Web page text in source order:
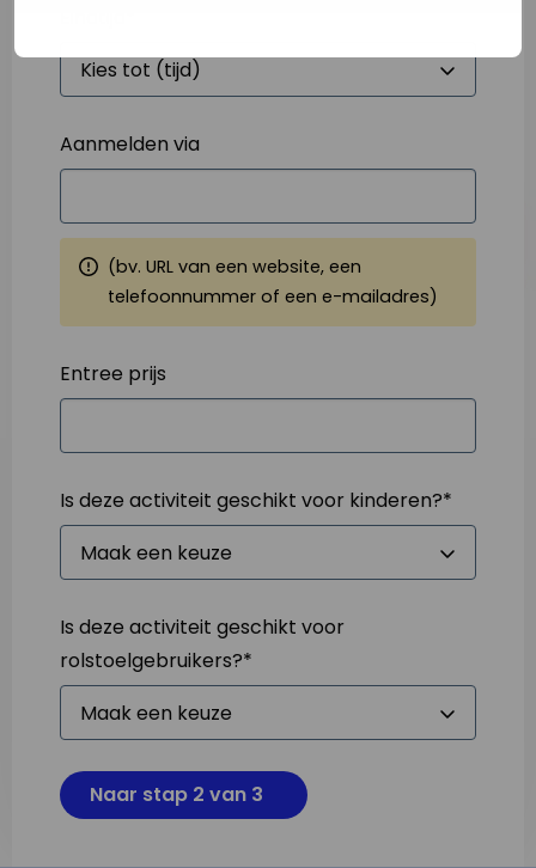
Aanmelden via
(bv. URL van een website, een
telefoonnummer of een e-mailadres)
Entree prijs
Is deze activiteit geschikt voor kinderen?*
Is deze activiteit geschikt voor
rolstoelgebruikers?*